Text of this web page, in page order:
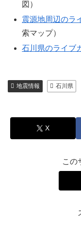
図）
震源地周辺のラ
索マップ）
石川県のライブ
地震情報 石川県
X
この